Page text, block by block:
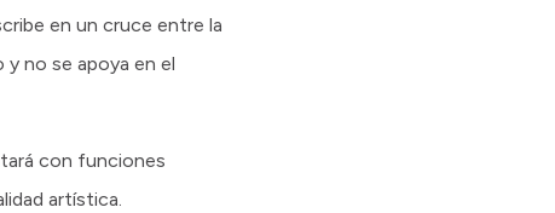
en un cruce entre la
no se apoya en el
con funciones
artística.